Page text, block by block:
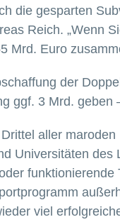
die gesparten
Reich. „Wenn
Mrd. Euro
der
ggf. 3 Mrd.
aller
Universitäten
viel